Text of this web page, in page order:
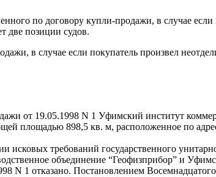
по договору купли-продажи, в случае если
две позиции судов.
в случае если покупатель произвел
от 19.05.1998 N 1 Уфимский институт
площадью 898,5 кв. м, расположенное по
требований государственного
объединение “Геофизприбор” и
N 1 отказано. Постановлением